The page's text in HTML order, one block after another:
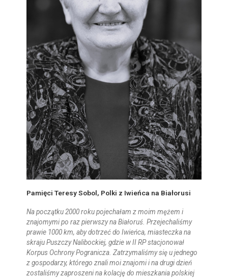
Pamięci Teresy Sobol, Polki z Iwieńca na Białorusi
Na początku 2000 roku pojechałam z moim mężem i
znajomymi po raz pierwszy na Białoruś. Przejechaliśmy
prawie 1000 km, aby dotrzeć do Iwieńca, miasteczka na
skraju Puszczy Nalibockiej, gdzie w II RP stacjonował
Korpus Ochrony Pogranicza. Zatrzymaliśmy się u jednego
z gospodarzy, którego znali moi znajomi i na drugi dzień
zostaliśmy zaproszeni na kolację do mieszkania polskiej